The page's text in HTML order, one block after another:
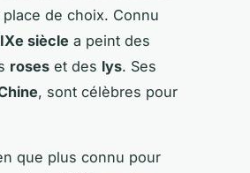
de choix. Connu
siècle a peint des
roses et des lys. Ses
, sont célèbres pour
que plus connu pour